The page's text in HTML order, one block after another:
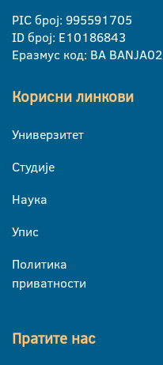
PIC број: 995591705
ID број: E10186843
Еразмус код: BA BANJA02
Корисни линкови
Универзитет
Студије
Наука
Упис
Политика
приватности
Пратите нас